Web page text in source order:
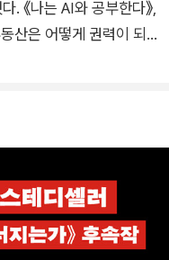
. 《나는 AI와 공부한다》,
산은 어떻게 권력이 되